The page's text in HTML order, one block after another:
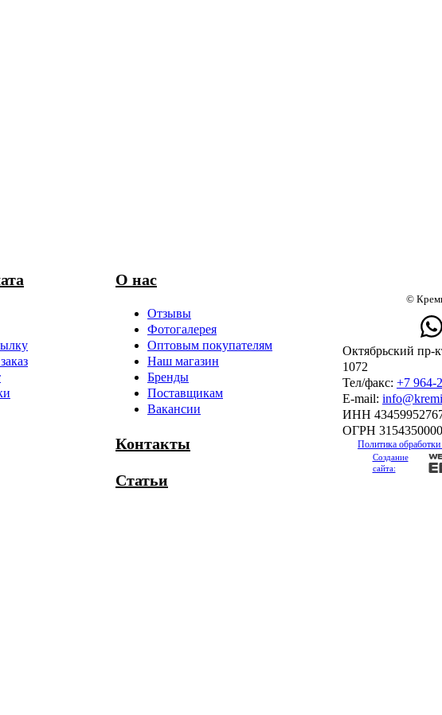
О нас
Отзывы
Фотогалерея
Оптовым покупателям
Наш магазин
Бренды
Поставщикам
Вакансии
Контакты
Статьи
©
Октябрьский пр-
1072
Тел/факс: +7 964-
Е-mail:
ИНН
ОГРН
Политика
Создание
сайта: